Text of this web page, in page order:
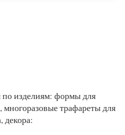
изделиям: формы для
многоразовые трафареты для
декора: